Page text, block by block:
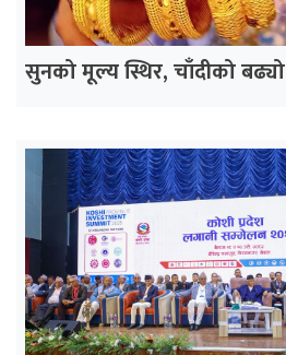
सुनको मूल्य स्थिर, चाँदीको बढ्यो